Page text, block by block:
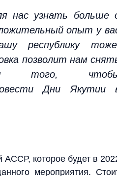
нас узнать больше
опыт у
республику
позволит нам
того,
Дни Якутии
АССР, которое будет в
мероприятия.